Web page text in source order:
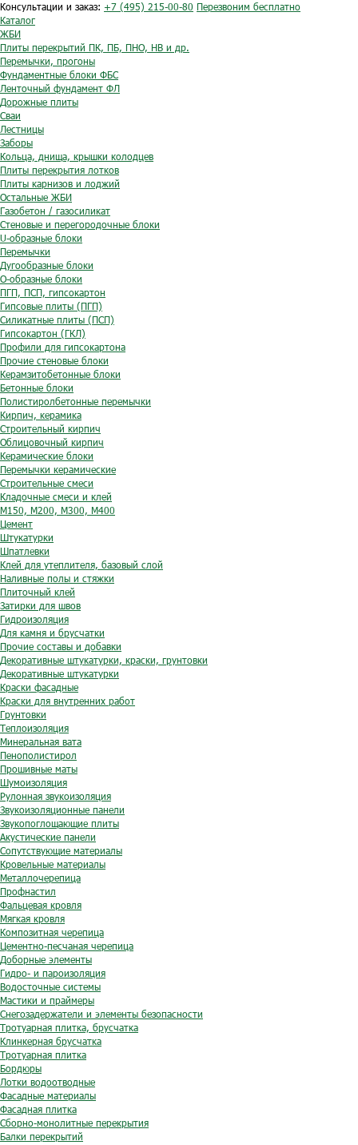
Консультации и заказ: +7 (495) 215-00-80 Перезвоним бесплатно
Каталог
ЖБИ
Плиты перекрытий ПК, ПБ, ПНО, НВ и др.
Перемычки, прогоны
Фундаментные блоки ФБС
Ленточный фундамент ФЛ
Дорожные плиты
Сваи
Лестницы
Заборы
Кольца, днища, крышки колодцев
Плиты перекрытия лотков
Плиты карнизов и лоджий
Остальные ЖБИ
Газобетон / газосиликат
Стеновые и перегородочные блоки
U-образные блоки
Перемычки
Дугообразные блоки
O-образные блоки
ПГП, ПСП, гипсокартон
Гипсовые плиты (ПГП)
Силикатные плиты (ПСП)
Гипсокартон (ГКЛ)
Профили для гипсокартона
Прочие стеновые блоки
Керамзитобетонные блоки
Бетонные блоки
Полистиролбетонные перемычки
Кирпич, керамика
Строительный кирпич
Облицовочный кирпич
Керамические блоки
Перемычки керамические
Строительные смеси
Кладочные смеси и клей
М150, М200, М300, М400
Цемент
Штукатурки
Шпатлевки
Клей для утеплителя, базовый слой
Наливные полы и стяжки
Плиточный клей
Затирки для швов
Гидроизоляция
Для камня и брусчатки
Прочие составы и добавки
Декоративные штукатурки, краски, грунтовки
Декоративные штукатурки
Краски фасадные
Краски для внутренних работ
Грунтовки
Теплоизоляция
Минеральная вата
Пенополистирол
Прошивные маты
Шумоизоляция
Рулонная звукоизоляция
Звукоизоляционные панели
Звукопоглощающие плиты
Акустические панели
Сопутствующие материалы
Кровельные материалы
Металлочерепица
Профнастил
Фальцевая кровля
Мягкая кровля
Композитная черепица
Цементно-песчаная черепица
Доборные элементы
Гидро- и пароизоляция
Водосточные системы
Мастики и праймеры
Снегозадержатели и элементы безопасности
Тротуарная плитка, брусчатка
Клинкерная брусчатка
Тротуарная плитка
Бордюры
Лотки водоотводные
Фасадные материалы
Фасадная плитка
Сборно-монолитные перекрытия
Балки перекрытий